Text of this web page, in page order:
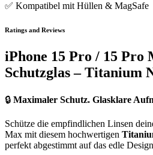
✅ Kompatibel mit Hüllen & MagSafe
Ratings and Reviews
iPhone 15 Pro / 15 Pro
Schutzglas – Titanium
🔒 Maximaler Schutz. Glasklare
Schütze die empfindlichen Linsen
Max mit diesem hochwertigen
perfekt abgestimmt auf das edle